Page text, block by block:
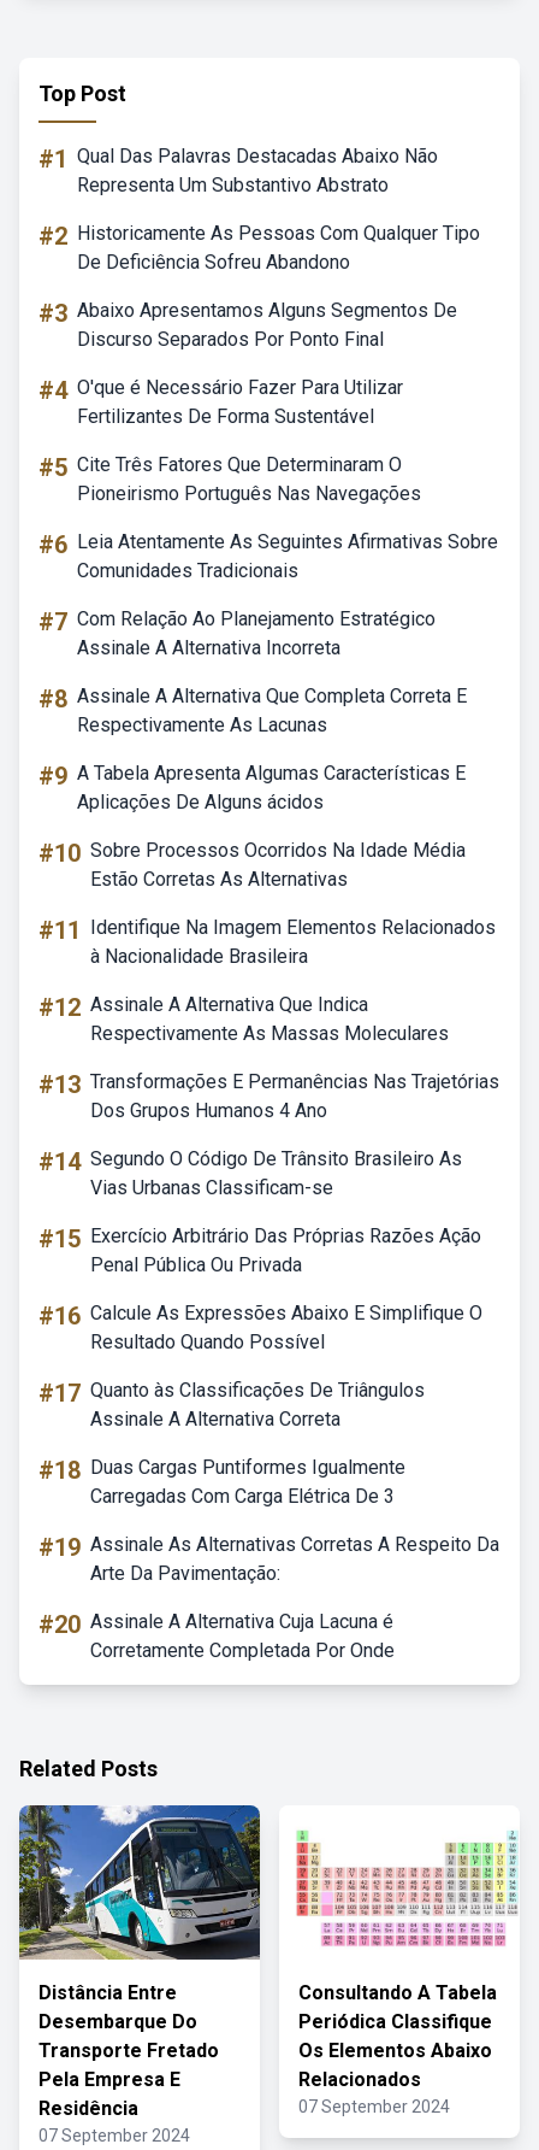
Top Post
#1 Qual Das Palavras Destacadas Abaixo Não
Representa Um Substantivo Abstrato
#2 Historicamente As Pessoas Com Qualquer Tipo
De Deficiência Sofreu Abandono
#3 Abaixo Apresentamos Alguns Segmentos De
Discurso Separados Por Ponto Final
#4 O'que é Necessário Fazer Para Utilizar
Fertilizantes De Forma Sustentável
#5 Cite Três Fatores Que Determinaram O
Pioneirismo Português Nas Navegações
#6 Leia Atentamente As Seguintes Afirmativas Sobre
Comunidades Tradicionais
#7 Com Relação Ao Planejamento Estratégico
Assinale A Alternativa Incorreta
#8 Assinale A Alternativa Que Completa Correta E
Respectivamente As Lacunas
#9 A Tabela Apresenta Algumas Características E
Aplicações De Alguns ácidos
#10 Sobre Processos Ocorridos Na Idade Média
Estão Corretas As Alternativas
#11
Identifique Na Imagem Elementos Relacionados
à Nacionalidade Brasileira
#12 Assinale A Alternativa Que Indica
Respectivamente As Massas Moleculares
#13 Transformações E Permanências Nas Trajetórias
Dos Grupos Humanos 4 Ano
#14 Segundo O Código De Trânsito Brasileiro As
Vias Urbanas Classificam-se
#15 Exercício Arbitrário Das Próprias Razões Ação
Penal Pública Ou Privada
#16 Calcule As Expressões Abaixo E Simplifique O
Resultado Quando Possível
#17 Quanto às Classificações De Triângulos
Assinale A Alternativa Correta
#18 Duas Cargas Puntiformes Igualmente
Carregadas Com Carga Elétrica De 3
#19 Assinale As Alternativas Corretas A Respeito Da
Arte Da Pavimentação:
#20 Assinale A Alternativa Cuja Lacuna é
Corretamente Completada Por Onde
Related Posts
Distância Entre
Desembarque Do
Transporte Fretado
Pela Empresa E
Residência
07 September 2024
Consultando A Tabela
Periódica Classifique
Os Elementos Abaixo
Relacionados
07 September 2024